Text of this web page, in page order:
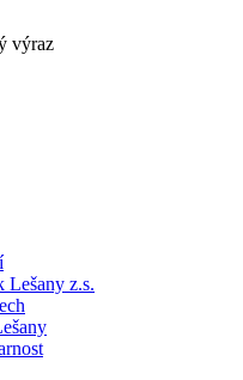
výraz
Lešany z.s.